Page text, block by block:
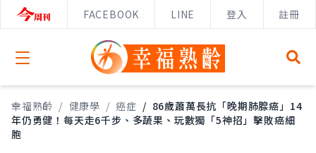
FACEBOOK LINE 登入 註冊
Open menu
幸福熟齡 / 健康學 / 癌症 / 86歲蕭萬長抗「晚期肺腺癌」14
年仍勇健！每天走6千步、多蔬果、玩數獨「5神招」擊敗癌細
胞